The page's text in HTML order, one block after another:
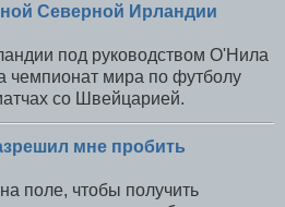
Северной Ирландии
под руководством О'Нила
чемпионат мира по футболу
со Швейцарией.
мне пробить
поле, чтобы получить